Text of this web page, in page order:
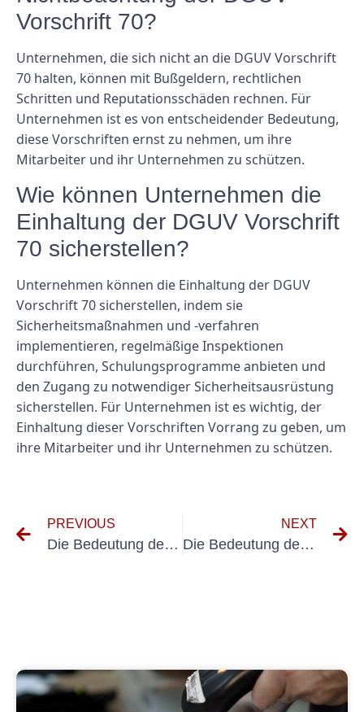
Vorschrift 70?
Unternehmen, die sich nicht an die DGUV Vorschrift
70 halten, können mit Bußgeldern, rechtlichen
Schritten und Reputationsschäden rechnen. Für
Unternehmen ist es von entscheidender Bedeutung,
diese Vorschriften ernst zu nehmen, um ihre
Mitarbeiter und ihr Unternehmen zu schützen.
Wie können Unternehmen die
Einhaltung der DGUV Vorschrift
70 sicherstellen?
Unternehmen können die Einhaltung der DGUV
Vorschrift 70 sicherstellen, indem sie
Sicherheitsmaßnahmen und -verfahren
implementieren, regelmäßige Inspektionen
durchführen, Schulungsprogramme anbieten und
den Zugang zu notwendiger Sicherheitsausrüstung
sicherstellen. Für Unternehmen ist es wichtig, der
Einhaltung dieser Vorschriften Vorrang zu geben, um
ihre Mitarbeiter und ihr Unternehmen zu schützen.
PREVIOUS
Die Bedeutung des Prüfgeräts VDE 0701 0702 bei der Prüfung der elektrischen Sicherheit verstehen
NEXT
Die Bedeutung der Flurförderfahrzeuge-Prüfung für die Gewährleistung der Arbeitssicherheit